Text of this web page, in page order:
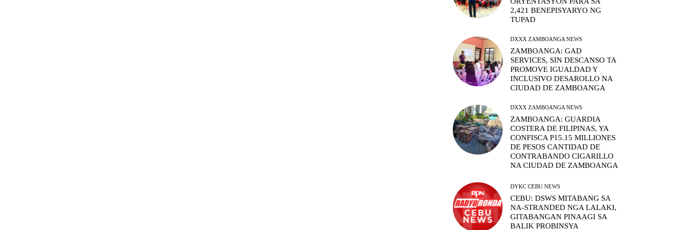
2,421 BENEPISYARYO NG
TUPAD
DXXX ZAMBOANGA NEWS
ZAMBOANGA: GAD
SERVICES, SIN DESCANSO TA
PROMOVE IGUALDAD Y
INCLUSIVO DESAROLLO NA
CIUDAD DE ZAMBOANGA
DXXX ZAMBOANGA NEWS
ZAMBOANGA: GUARDIA
COSTERA DE FILIPINAS, YA
CONFISCA P15.15 MILLIONES
DE PESOS CANTIDAD DE
CONTRABANDO CIGARILLO
NA CIUDAD DE ZAMBOANGA
DYKC CEBU NEWS
CEBU: DSWS MITABANG SA
NA-STRANDED NGA LALAKI,
GITABANGAN PINAAGI SA
BALIK PROBINSYA